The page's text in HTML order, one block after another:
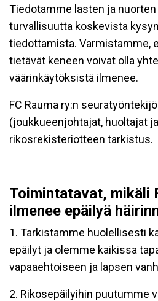
Tiedotamme lasten ja
turvallisuutta koskevista
tiedottamista. Varmistamme,
tietävät keneen voivat olla
väärinkäytöksistä ilmenee.
FC Rauma ry:n
(joukkueenjohtajat, huoltajat
rikosrekisteriotteen tarkistus.
Toimintatavat, mikäli
ilmenee epäilyä
1. Tarkistamme huolellisesti
epäilyt ja olemme kaikissa
vapaaehtoiseen ja lapsen
2. Rikosepäilyihin puutumme